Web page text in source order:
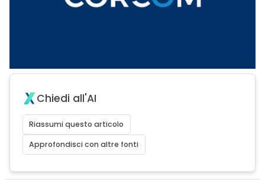
Chiedi all'AI
Riassumi questo articolo
Approfondisci con altre fonti